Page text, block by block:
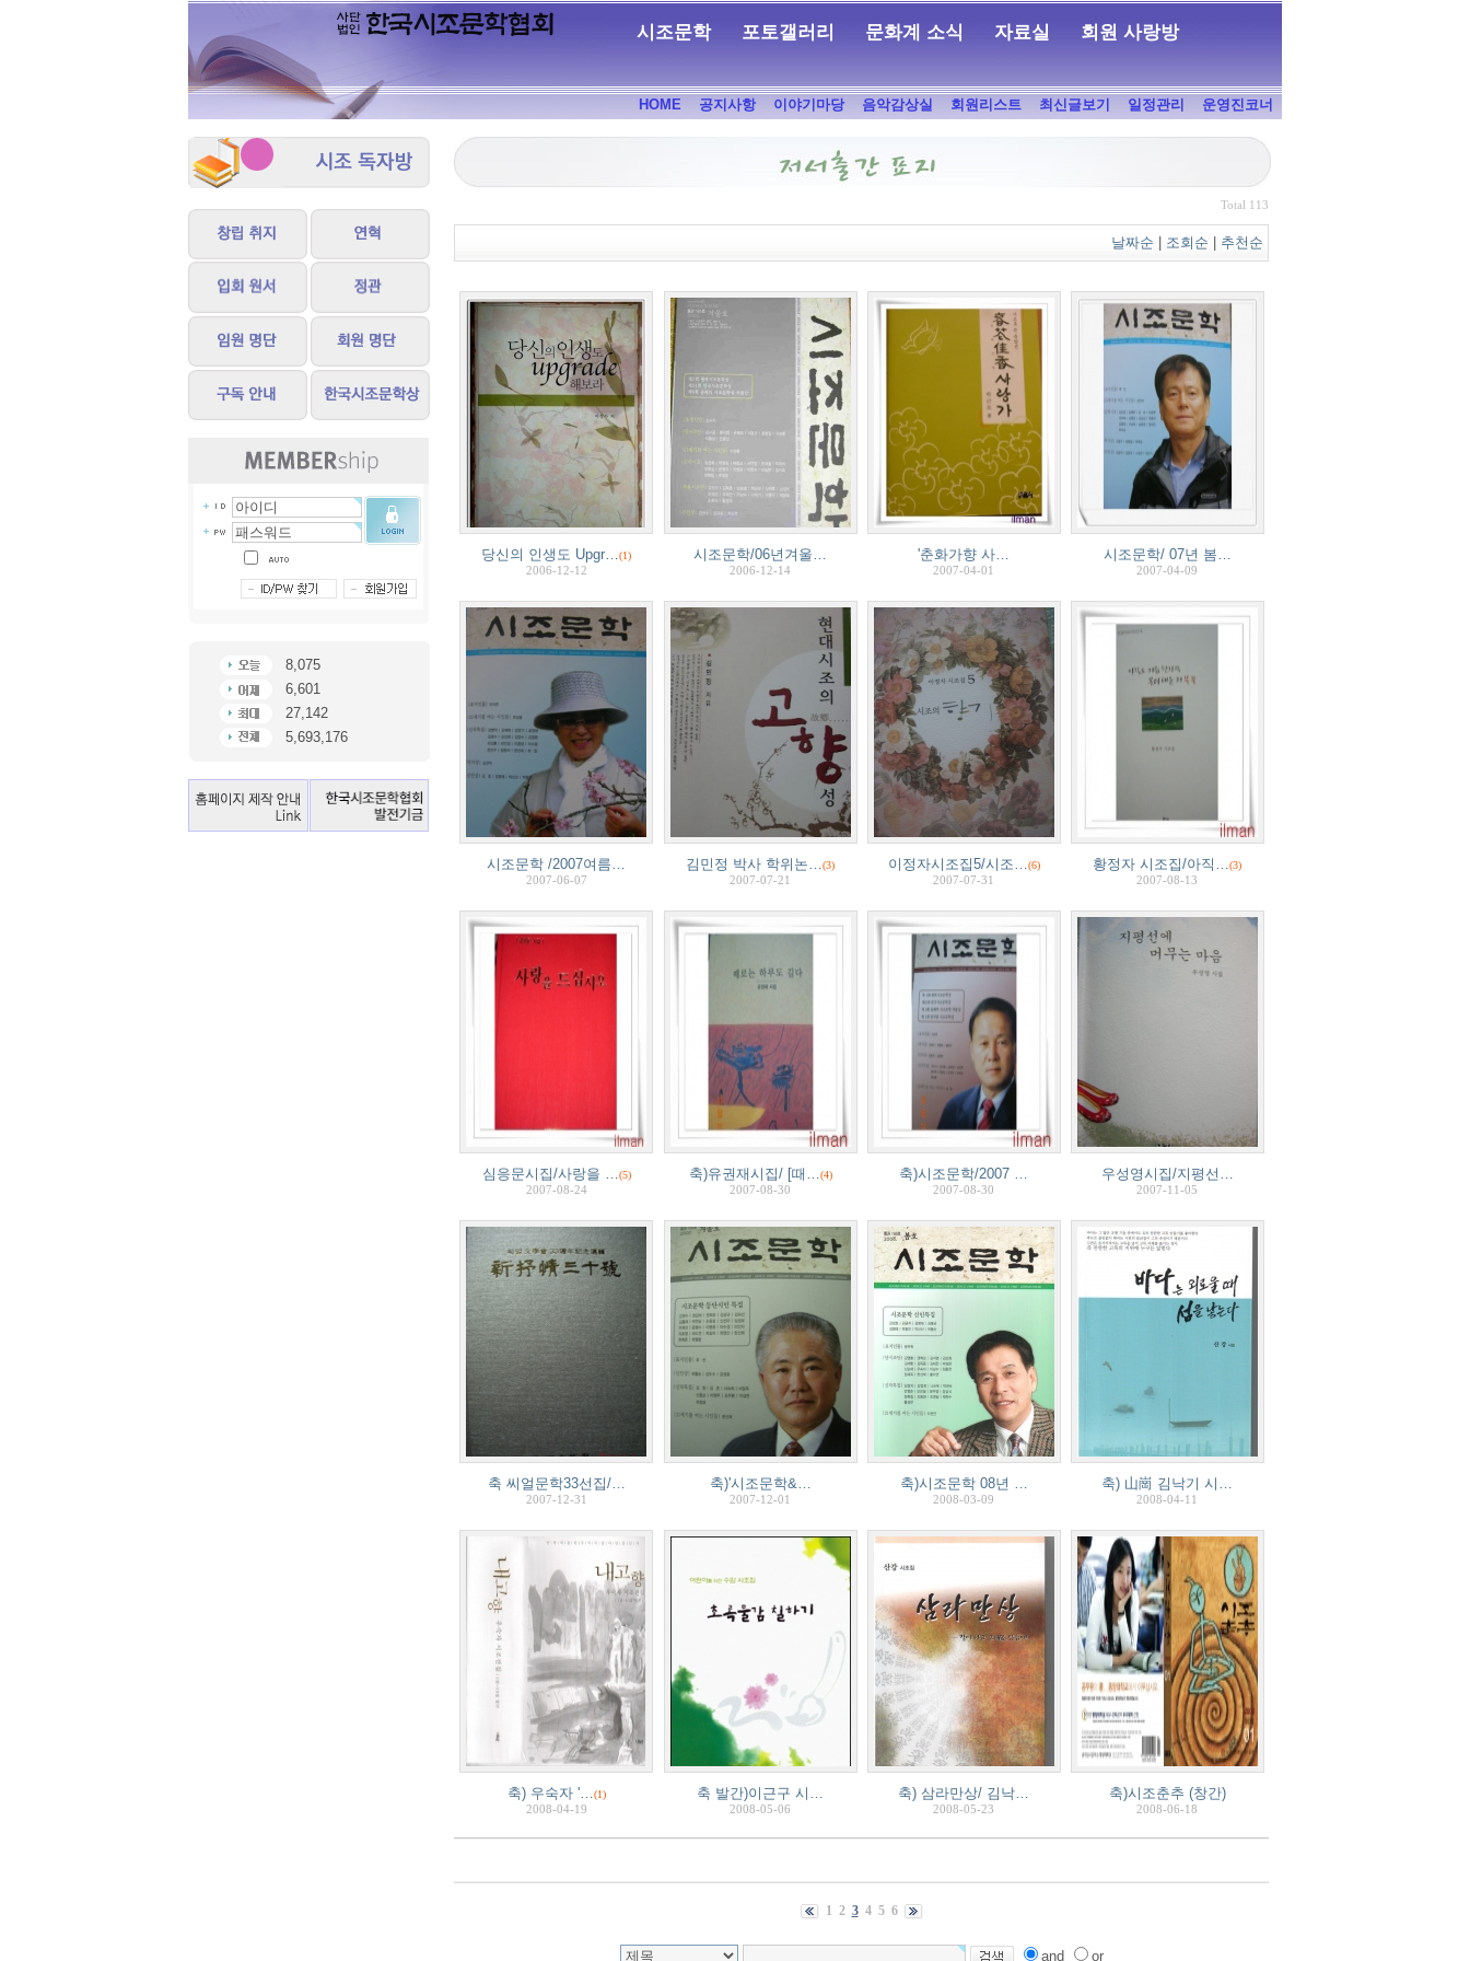
시조문학 포토갤러리 문화계 소식 자료실 회원 사랑방
HOME 공지사항 이야기마당 음악감상실 회원리스트 최신글보기 일정관리 운영진코너
8,075
6,601
27,142
5,693,176
Total 113
날짜순 조회순 추천순
당신의 인생도 Upgr…(1)
2006-12-12
시조문학/06년겨울…
2006-12-14
'춘화가향 사…
2007-04-01
시조문학/ 07년 봄…
2007-04-09
시조문학 /2007여름…
2007-06-07
김민정 박사 학위논…(3)
2007-07-21
이정자시조집5/시조…(6)
2007-07-31
황정자 시조집/아직…(3)
2007-08-13
심응문시집/사랑을 …(5)
2007-08-24
축)유권재시집/ [때…(4)
2007-08-30
축)시조문학/2007 …
2007-08-30
우성영시집/지평선…
2007-11-05
축 씨얼문학33선집/…
2007-12-31
축)'시조문학&…
2007-12-01
축)시조문학 08년 …
2008-03-09
축) 山崗 김낙기 시…
2008-04-11
축) 우숙자 '…(1)
2008-04-19
축 발간)이근구 시…
2008-05-06
축) 삼라만상/ 김낙…
2008-05-23
축)시조춘추 (창간)
2008-06-18
1 2 3 4 5 6
and or